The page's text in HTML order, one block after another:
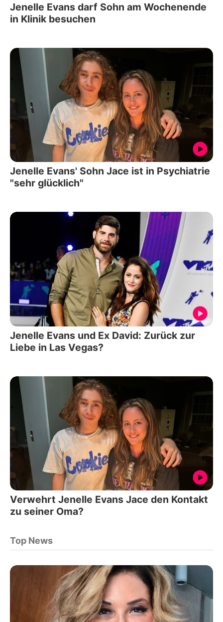
Jenelle Evans darf Sohn am Wochenende
in Klinik besuchen
Jenelle Evans' Sohn Jace ist in Psychiatrie
"sehr glücklich"
Jenelle Evans und Ex David: Zurück zur
Liebe in Las Vegas?
Verwehrt Jenelle Evans Jace den Kontakt
zu seiner Oma?
Top News